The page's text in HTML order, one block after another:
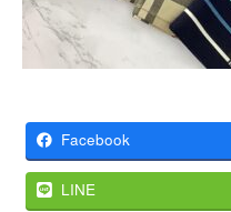
Facebook
LINE